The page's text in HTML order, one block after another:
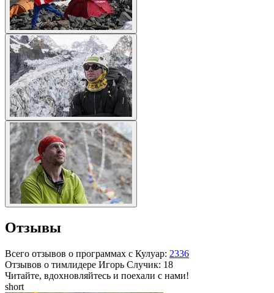
Отзывы
Всего отзывов о программах с Кулуар: 2336
Отзывов о тимлидере Игорь Случик: 18
Читайте, вдохновляйтесь и поехали с нами!
short